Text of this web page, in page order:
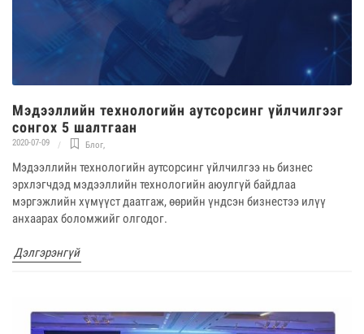
Мэдээллийн технологийн аутсорсинг үйлчилгээг
сонгох 5 шалтгаан
2020-07-09 Блог
Мэдээллийн технологийн аутсорсинг үйлчилгээ нь бизнес
эрхлэгчдэд мэдээллийн технологийн аюулгүй байдлаа
мэргэжлийн хүмүүст даатгаж, өөрийн үндсэн бизнестээ илүү
анхаарах боломжийг олгодог.
Дэлгэрэнгүй